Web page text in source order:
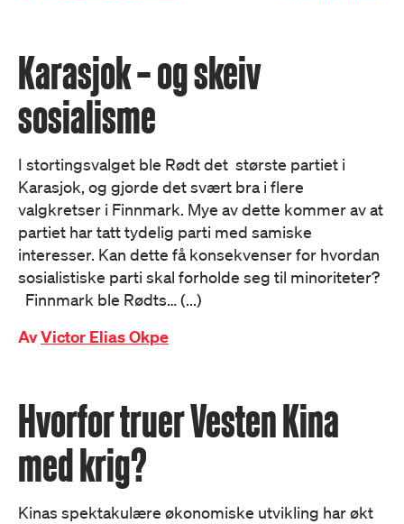
Karasjok – og skeiv
sosialisme
I stortingsvalget ble Rødt det største partiet i
Karasjok, og gjorde det svært bra i flere
valgkretser i Finnmark. Mye av dette kommer av at
partiet har tatt tydelig parti med samiske
interesser. Kan dette få konsekvenser for hvordan
sosialistiske parti skal forholde seg til minoriteter?
Finnmark ble Rødts… (...)
AvVictor Elias Okpe
Hvorfor truer Vesten Kina
med krig?
Kinas spektakulære økonomiske utvikling har økt